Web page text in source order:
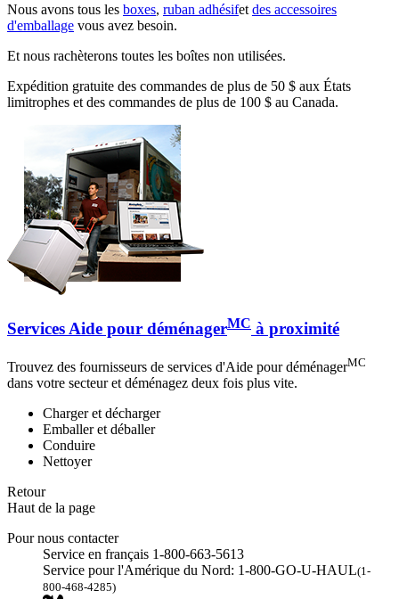
Nous avons tous les boxes, ruban adhésifet des accessoires
d'emballage vous avez besoin.
Et nous rachèterons toutes les boîtes non utilisées.
Expédition gratuite des commandes de plus de 50 $ aux États
limitrophes et des commandes de plus de 100 $ au Canada.
Services Aide pour déménagerMC à proximité
Trouvez des fournisseurs de services d'Aide pour déménagerMC
dans votre secteur et déménagez deux fois plus vite.
Charger et décharger
Emballer et déballer
Conduire
Nettoyer
Retour
Haut de la page
Pour nous contacter
Service en français 1-800-663-5613
Service pour l'Amérique du Nord: 1-800-GO-U-HAUL(1-
800-468-4285)